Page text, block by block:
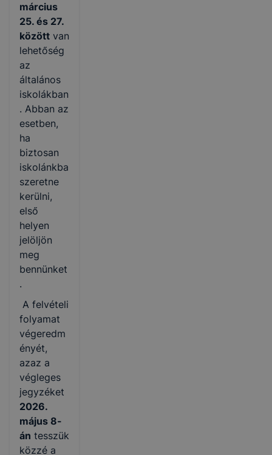
március
25. és 27.
között van
lehetőség
az
általános
iskolákban
. Abban az
esetben,
ha
biztosan
iskolánkba
szeretne
kerülni,
első
helyen
jelöljön
meg
bennünket
.
A felvételi
folyamat
végeredm
ényét,
azaz a
végleges
jegyzéket
2026.
május 8-
án tesszük
közzé a